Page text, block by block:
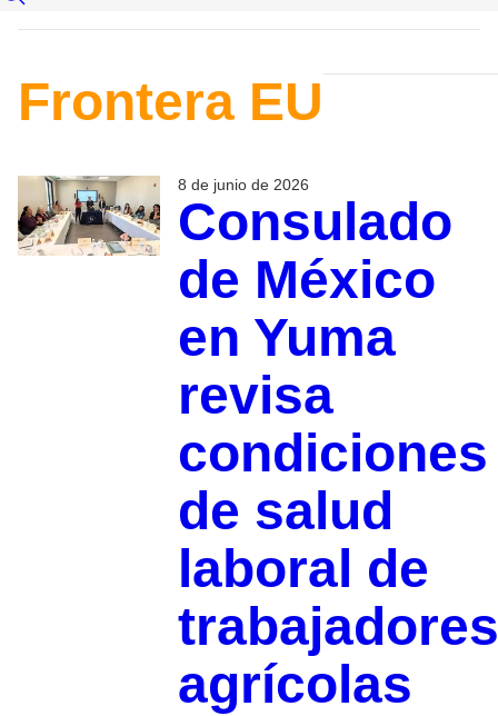
Frontera EU
8 de junio de 2026
Consulado
de México
en Yuma
revisa
condiciones
de salud
laboral de
trabajadores
agrícolas